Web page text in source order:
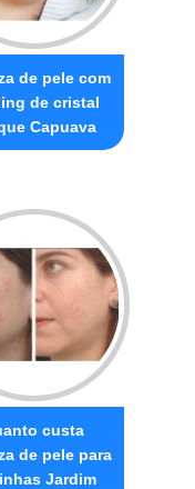
de pele com
de cristal
Capuava
custa
de pele para
Jardim